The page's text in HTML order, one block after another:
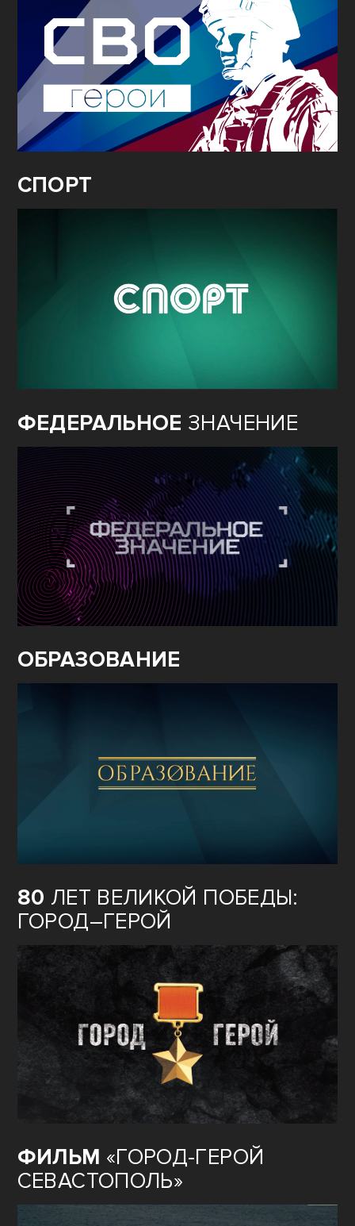
СПОРТ
ФЕДЕРАЛЬНОЕ ЗНАЧЕНИЕ
ОБРАЗОВАНИЕ
80 ЛЕТ ВЕЛИКОЙ ПОБЕДЫ:
ГОРОД–ГЕРОЙ
ФИЛЬМ «ГОРОД-ГЕРОЙ
СЕВАСТОПОЛЬ»